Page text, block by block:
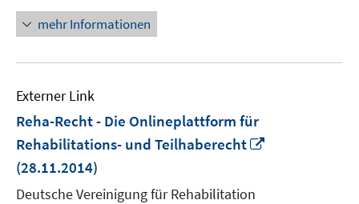
mehr Informationen
Externer Link
Reha-Recht - Die Onlineplattform für
Rehabilitations- und Teilhaberecht
(28.11.2014)
Deutsche Vereinigung für Rehabilitation